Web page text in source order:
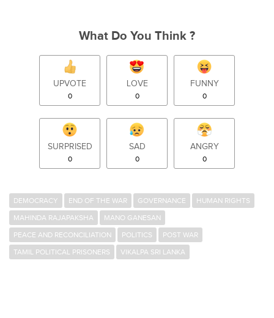
What Do You Think ?
UPVOTE
0
LOVE
0
FUNNY
0
SURPRISED
0
SAD
0
ANGRY
0
DEMOCRACY END OF THE WAR GOVERNANCE
HUMAN RIGHTS
MAHINDA RAJAPAKSHA
MANO GANESAN
PEACE AND RECONCILIATION
POLITICS
POST WAR
TAMIL POLITICAL PRISONERS
VIKALPA SRI LANKA